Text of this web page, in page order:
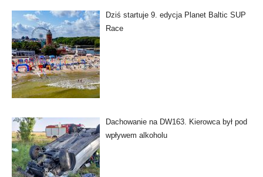
Dziś startuje 9. edycja Planet Baltic SUP
Race
Dachowanie na DW163. Kierowca był pod
wpływem alkoholu